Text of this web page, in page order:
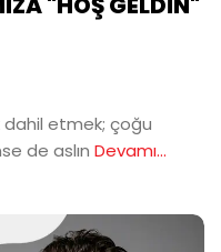
dahil etmek; çoğu
de aslın Devamı...